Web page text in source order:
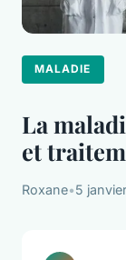
MALADIE
La
et
Roxane•5